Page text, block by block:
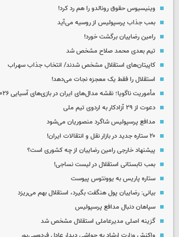
وینیسیوس حقوق رونالدو را هم رد کرد!
بمب جذاب پرسپولیس از روسیه می‌آید
رامین رضاییان برگشت خورد!
تیم بعدی محمد صلاح مشخص شد
کاپیتان‌های استقلال مشخص شدند/ انتخاب جذاب سهراب
استقلال را فقط یک معجزه نجات می‌دهد!
مأموریت ناگویا؛ نقشه مدال‌های ایران در بازی‌های آسیایی ۲۰۲۶
دعوت از ۲۹ آزادکار به اردوی تیم ملی
مدافع پرسپولیس شاگرد منصوریان می‌شود
۲۰ ستاره جدید در بازار نقل و انتقالات ایران!
پیشنهاد خارجی رامین رضاییان از چه کشوری است؟
بمب تابستانی استقلال در لیست نساجی!
ستاره پاریس به یوونتوس پیوست
بیانی: رضاییان پول هنگفت بگیرد، استقلال بهم می‌ریزد
سپاهان دنبال مدافع پرسپولیس
گزینه اصلی مدیرعاملی استقلال مشخص شد